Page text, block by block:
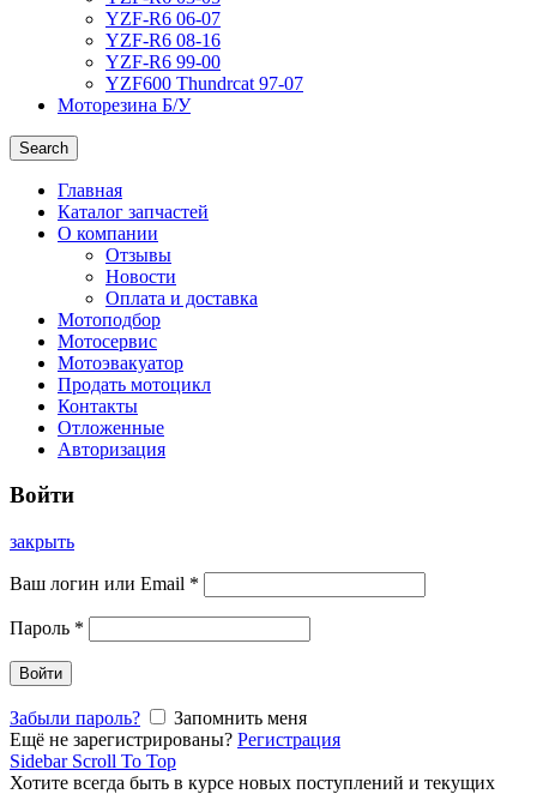
YZF-R6 06-07
YZF-R6 08-16
YZF-R6 99-00
YZF600 Thundrcat 97-07
Моторезина Б/У
Search
Главная
Каталог запчастей
О компании
Отзывы
Новости
Оплата и доставка
Мотоподбор
Мотосервис
Мотоэвакуатор
Продать мотоцикл
Контакты
Отложенные
Авторизация
Войти
закрыть
Ваш логин или Email *
Пароль *
Войти
Забыли пароль?
Запомнить меня
Ещё не зарегистрированы? Регистрация
Sidebar Scroll To Top
Хотите всегда быть в курсе новых поступлений и текущих